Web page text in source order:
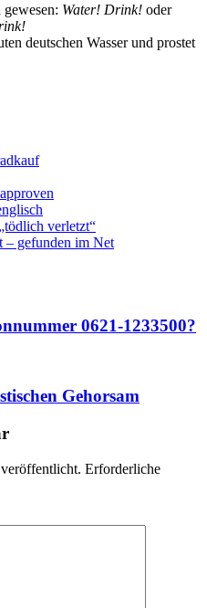
Water! Drink! oder
deutschen Wasser und prostet
verletzt“
– gefunden im Net
0621-1233500?
Gehorsam
Erforderliche